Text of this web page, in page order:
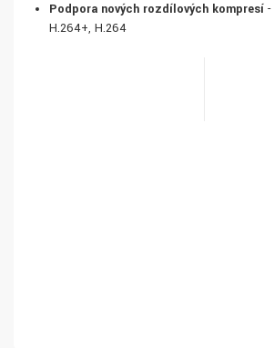
Podpora nových rozdílových kompresí -
H.264+, H.264